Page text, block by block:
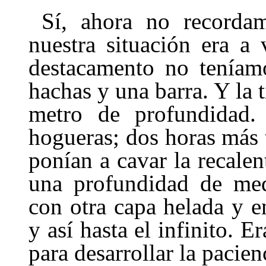
Sí, ahora no
nuestra situa­ción era a
destacamento no
hachas y una barra. Y la
metro de profundidad.
hogueras; dos horas
ponían a cavar la
una profun­didad de
con otra capa helada y
y así hasta el infinito.
para desarrollar la